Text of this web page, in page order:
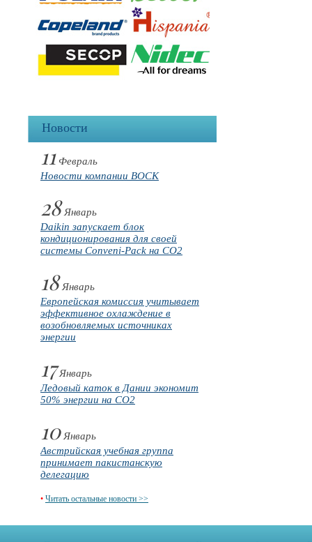
Новости
11 Февраль
Новости компании BOCK
28Январь
Daikin запускает блок
кондиционирования для своей
системы Conveni-Pack на CO2
18Январь
Европейская комиссия учитывает
эффективное охлаждение в
возобновляемых источниках
энергии
17Январь
Ледовый каток в Дании экономит
50% энергии на CO2
10Январь
Австрийская учебная группа
принимает пакистанскую
делегацию
• Читать остальные новости >>